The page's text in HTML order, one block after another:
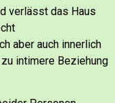
verlässt das Haus
aber auch innerlich
intimere Beziehung